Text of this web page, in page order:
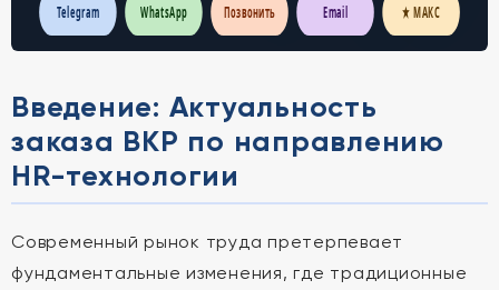
Telegram WhatsApp Позвонить Email ★ МАКС
Введение: Актуальность
заказа ВКР по направлению
HR-технологии
Современный рынок труда претерпевает
фундаментальные изменения, где традиционные